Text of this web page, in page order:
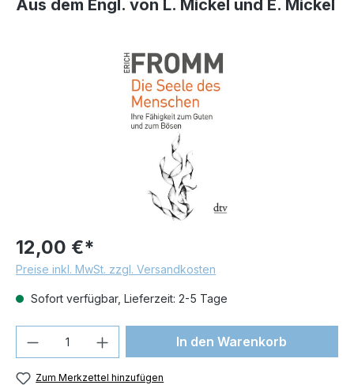
Aus dem Engl. von L. Mickel und E. Mickel
Bildergalerie überspringen
12,00 €*
Preise inkl. MwSt. zzgl. Versandkosten
Sofort verfügbar, Lieferzeit: 2-5 Tage
Produkt Anzahl: Gib denIn den Warenkorb
Zum Merkzettel hinzufügen